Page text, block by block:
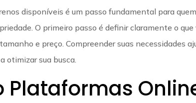
disponíveis é um passo fundamental para
O primeiro passo é definir claramente o
e preço. Compreender suas necessidades
otimizar sua busca.
Plataformas